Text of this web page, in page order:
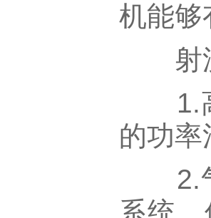
机能够
射流
1.高
的功
2.气